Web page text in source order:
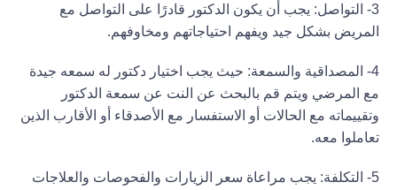
3- التواصل:
يجب أن يكون الدكتور قادرًا على التواصل مع
المريض بشكل جيد ويفهم احتياجاتهم ومخاوفهم.
4- المصداقية والسمعة:
حيث يجب اختيار دكتور له سمعه جيدة
مع المرضي ويتم قم بالبحث عن النت عن سمعة الدكتور
وتقييماته مع الحالات أو الاستفسار مع الأصدقاء أو الأقارب الذين
تعاملوا معه.
5- التكلفة:
يجب مراعاة سعر الزيارات والفحوصات والعلاجات